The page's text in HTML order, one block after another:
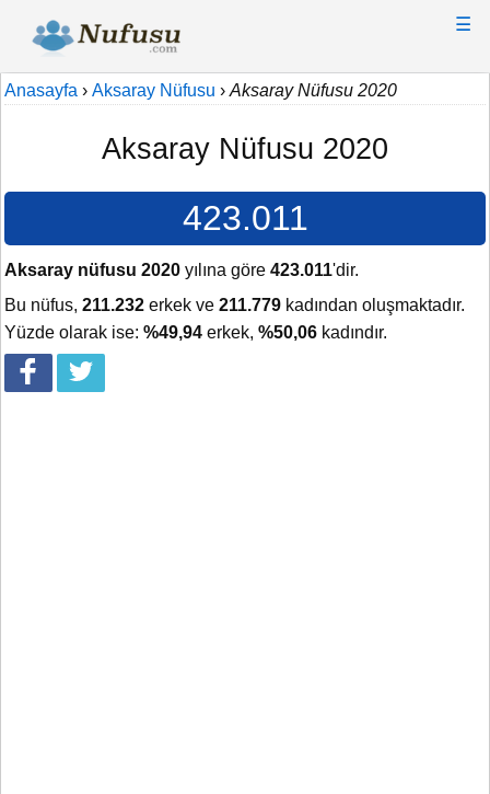
☰
Anasayfa › Aksaray Nüfusu › Aksaray Nüfusu 2020
Aksaray Nüfusu 2020
423.011
Aksaray nüfusu 2020 yılına göre 423.011'dir.
Bu nüfus, 211.232 erkek ve 211.779 kadından oluşmaktadır.
Yüzde olarak ise: %49,94 erkek, %50,06 kadındır.